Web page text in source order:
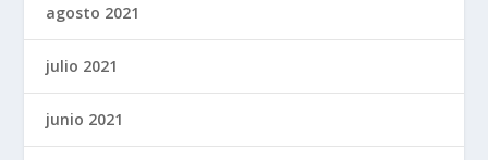
agosto 2021
julio 2021
junio 2021